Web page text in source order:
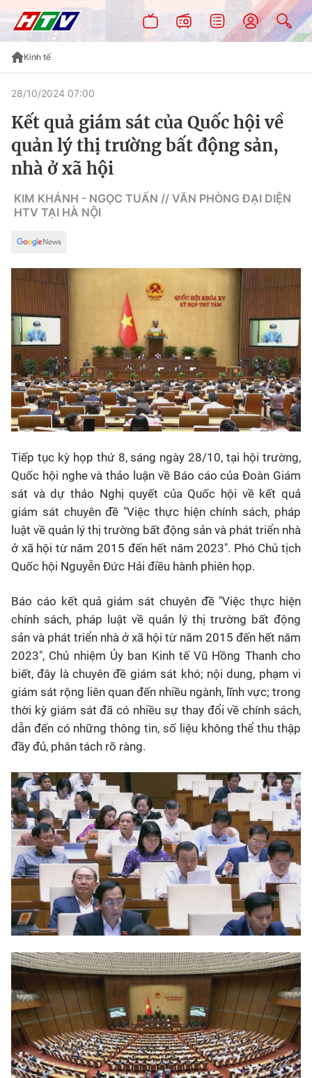
Kinh tế
28/10/2024 07:00
Kết quả giám sát của Quốc hội về
quản lý thị trường bất động sản,
nhà ở xã hội
KIM KHÁNH - NGỌC TUẤN // VĂN PHÒNG ĐẠI DIỆN
HTV TẠI HÀ NỘI
Tiếp tục kỳ họp thứ 8, sáng ngày 28/10, tại hội trường,
Quốc hội nghe và thảo luận về Báo cáo của Đoàn Giám
sát và dự thảo Nghị quyết của Quốc hội về kết quả
giám sát chuyên đề "Việc thực hiện chính sách, pháp
luật về quản lý thị trường bất động sản và phát triển nhà
ở xã hội từ năm 2015 đến hết năm 2023". Phó Chủ tịch
Quốc hội Nguyễn Đức Hải điều hành phiên họp.
Báo cáo kết quả giám sát chuyên đề "Việc thực hiện
chính sách, pháp luật về quản lý thị trường bất động
sản và phát triển nhà ở xã hội từ năm 2015 đến hết năm
2023", Chủ nhiệm Ủy ban Kinh tế Vũ Hồng Thanh cho
biết, đây là chuyên đề giám sát khó; nội dung, phạm vi
giám sát rộng liên quan đến nhiều ngành, lĩnh vực; trong
thời kỳ giám sát đã có nhiều sự thay đổi về chính sách,
dẫn đến có những thông tin, số liệu không thể thu thập
đầy đủ, phân tách rõ ràng.